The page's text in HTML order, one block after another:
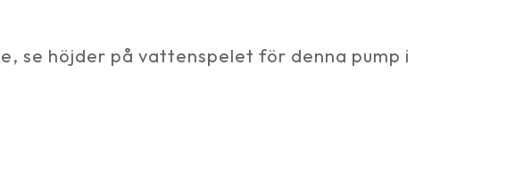
se höjder på vattenspelet för denna pump i